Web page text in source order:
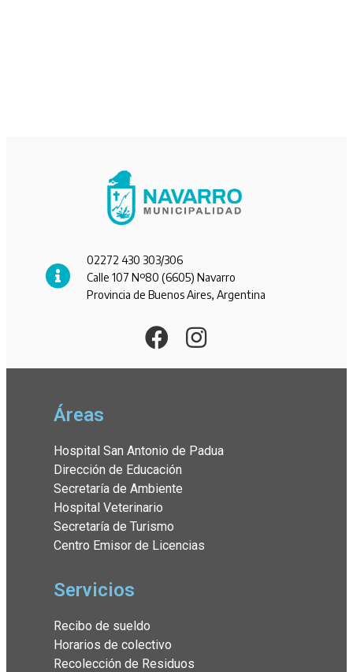
02272 430 303/306
Calle 107 Nº80 (6605) Navarro
Provincia de Buenos Aires, Argentina
Áreas
Hospital San Antonio de Padua
Dirección de Educación
Secretaría de Ambiente
Hospital Veterinario
Secretaría de Turismo
Centro Emisor de Licencias
Servicios
Recibo de sueldo
Horarios de colectivo
Recolección de Residuos